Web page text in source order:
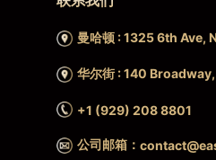
曼哈顿 : 1325 6th Ave,
华尔街 : 140
+1 (929) 208 8801
公司邮箱：